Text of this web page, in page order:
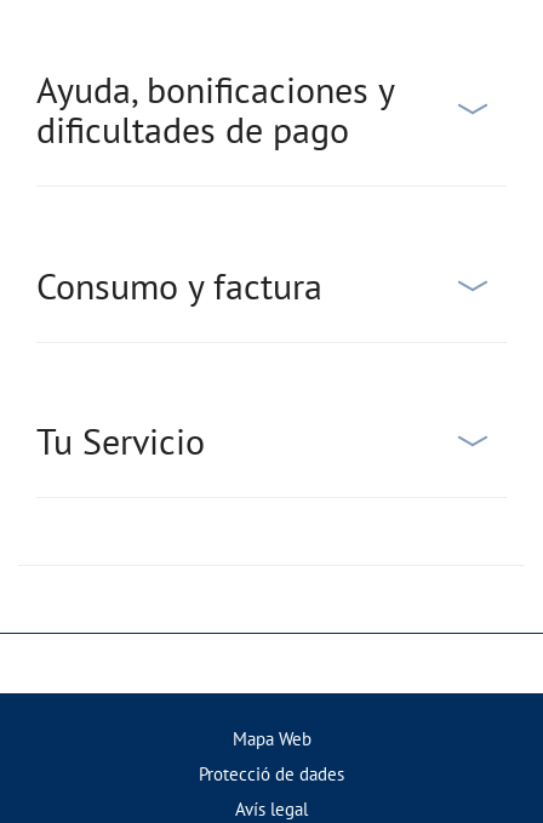
Ayuda, bonificaciones y
dificultades de pago
Consumo y factura
Tu Servicio
Mapa Web
Protecció de dades
Avís legal